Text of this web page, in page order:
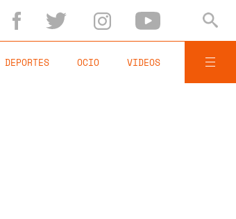
DEPORTES OCIO VIDEOS